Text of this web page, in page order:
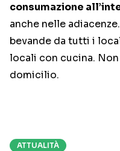
consumazione
anche nelle
bevande da tutti i
locali con cucina.
domicilio.
ATTUALITÀ